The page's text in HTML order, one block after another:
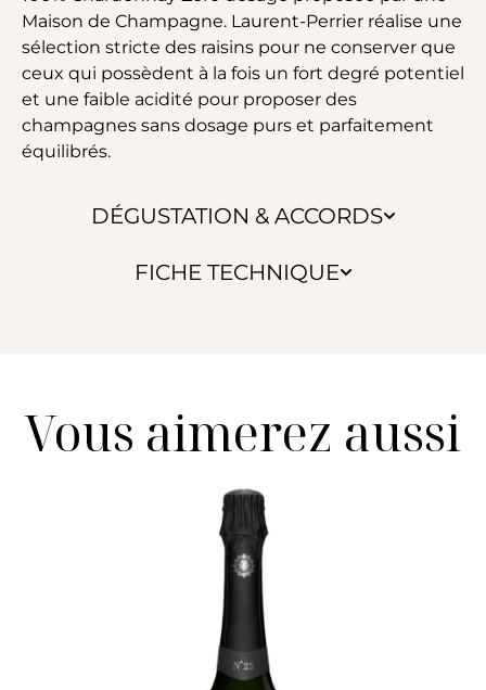
DÉGUSTATION & ACCORDS
FICHE TECHNIQUE
Maison de Champagne. Laurent-Perrier réalise une
sélection stricte des raisins pour ne conserver que
ceux qui possèdent à la fois un fort degré potentiel
et une faible acidité pour proposer des
champagnes sans dosage purs et parfaitement
équilibrés.
Vous aimerez aussi